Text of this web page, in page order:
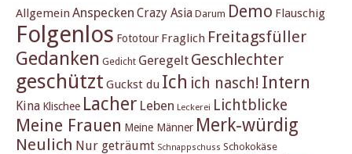
Allgemein Anspecken Crazy Asia Darum Demo Flauschig
Folgenlos Fototour Fraglich Freitagsfüller
Gedanken Gedicht Geregelt Geschlechter
geschützt Guckst du Ich ich nasch! Intern
Kina Klischee Lacher Leben Leckerei Lichtblicke
Meine Frauen Meine Männer Merk-würdig
Neulich Nur geträumt Schnappschuss Schokokäse